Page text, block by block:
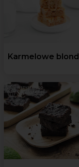
Karmelowe